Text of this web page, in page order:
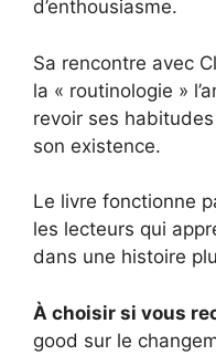
d’enthousiasme.
Sa rencontre avec
la « routinologie »
revoir ses
son existence.
Le livre fonctionne
les lecteurs qui
dans une histoire
À choisir si vous
good sur le